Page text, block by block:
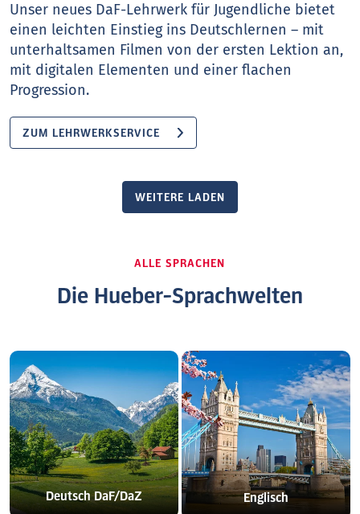
Unser neues DaF-Lehrwerk für Jugendliche bietet
einen leichten Einstieg ins Deutschlernen – mit
unterhaltsamen Filmen von der ersten Lektion an,
mit digitalen Elementen und einer flachen
Progression.
ZUM LEHRWERKSERVICE
WEITERE LADEN
ALLE SPRACHEN
Die Hueber-Sprachwelten
Deutsch DaF/DaZ Englisch